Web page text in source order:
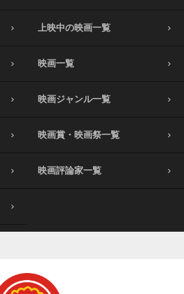
上映中の映画一覧
映画一覧
映画ジャンル一覧
映画賞・映画祭一覧
映画評論家一覧